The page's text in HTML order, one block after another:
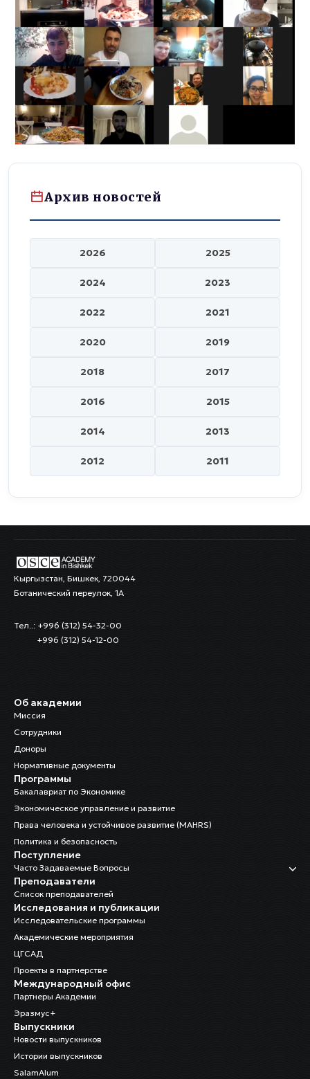
Архив новостей
2026 2025
2024 2023
2022 2021
2020 2019
2018 2017
2016 2015
2014 2013
2012 2011
Кыргызстан, Бишкек, 720044
Ботанический переулок, 1А
Тел..: +996 (312) 54-32-00
+996 (312) 54-12-00
Об академии
Миссия
Сотрудники
Доноры
Нормативные документы
Программы
Бакалавриат по Экономике
Экономическое управление и развитие
Права человека и устойчивое развитие (MAHRS)
Политика и безопасность
Поступление
Часто Задаваемые Вопросы
Преподаватели
Список преподавателей
Исследования и публикации
Исследовательские программы
Академические мероприятия
ЦГСАД
Проекты в партнерстве
Международный офис
Партнеры Академии
Эразмус+
Выпускники
Новости выпускников
Истории выпускников
SalamAlum